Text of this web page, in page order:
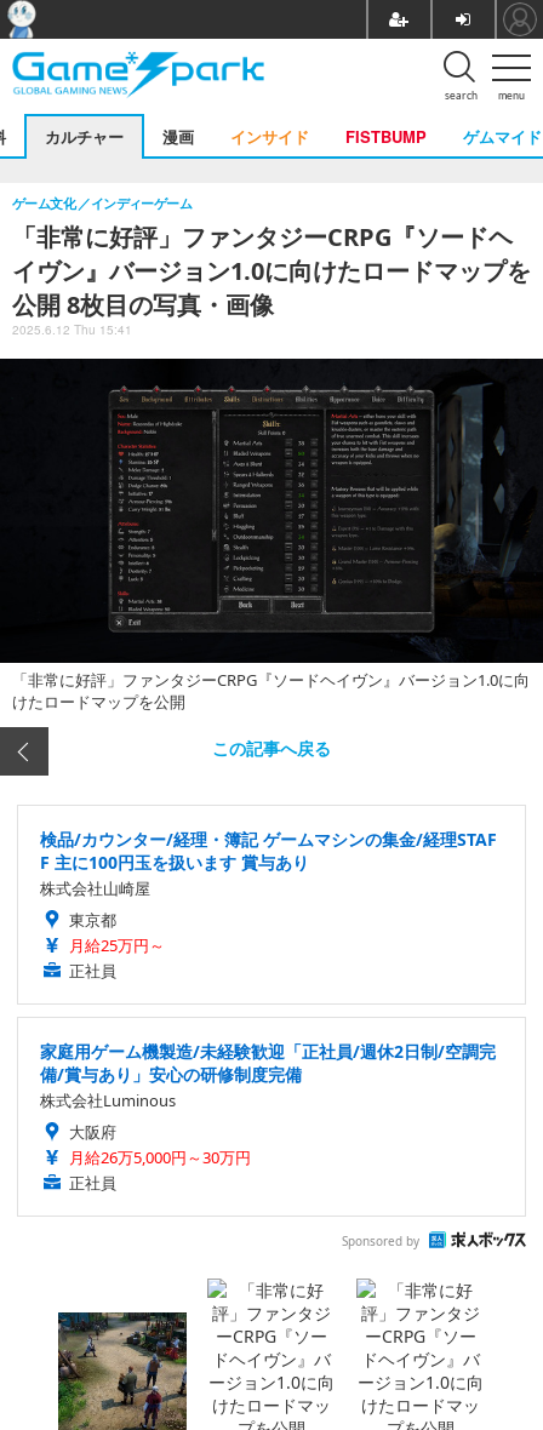
menu
search
カルチャー 漫画 インサイド FISTBUMP ゲムマイド
「非常に好評」ファンタジーCRPG『ソードヘ
イヴン』バージョン1.0に向けたロードマップを
公開 8枚目の写真・画像
ゲーム文化 インディーゲーム
2025.6.12 Thu 15:41
「非常に好評」ファンタジーCRPG『ソードヘイヴン』バージョン1.0に向
けたロードマップを公開
この記事へ戻る
検品/カウンター/経理・簿記 ゲームマシンの集金/経理STAF
F 主に100円玉を扱います 賞与あり
株式会社山崎屋
東京都
月給25万円～
正社員
家庭用ゲーム機製造/未経験歓迎「正社員/週休2日制/空調完
備/賞与あり」安心の研修制度完備
株式会社Luminous
大阪府
月給26万5,000円～30万円
正社員
Sponsored by